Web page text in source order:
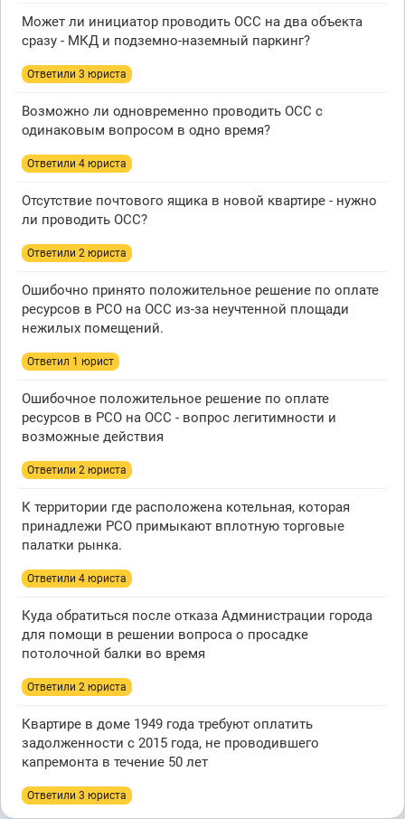
Может ли инициатор проводить ОСС на два объекта
сразу - МКД и подземно-наземный паркинг?
Ответили 3 юристa
Возможно ли одновременно проводить ОСС с
одинаковым вопросом в одно время?
Ответили 4 юристa
Отсутствие почтового ящика в новой квартире - нужно
ли проводить ОСС?
Ответили 2 юристa
Ошибочно принято положительное решение по оплате
ресурсов в РСО на ОСС из-за неучтенной площади
нежилых помещений.
Ответил 1 юрист
Ошибочное положительное решение по оплате
ресурсов в РСО на ОСС - вопрос легитимности и
возможные действия
Ответили 2 юристa
К территории где расположена котельная, которая
принадлежи РСО примыкают вплотную торговые
палатки рынка.
Ответили 4 юристa
Куда обратиться после отказа Администрации города
для помощи в решении вопроса о просадке
потолочной балки во время
Ответили 2 юристa
Квартире в доме 1949 года требуют оплатить
задолженности с 2015 года, не проводившего
капремонта в течение 50 лет
Ответили 3 юристa